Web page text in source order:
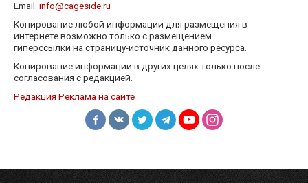
Email: info@cageside.ru
Копирование любой информации для размещения в
интернете возможно только с размещением
гиперссылки на страницу-источник данного ресурса.
Копирование информации в других целях только после
согласования с редакцией.
Редакция Реклама на сайте